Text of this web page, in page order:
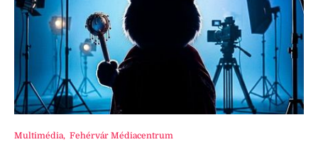
Multimédia, Fehérvár Médiacentrum